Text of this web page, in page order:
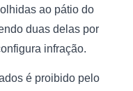
ao pátio do
duas delas por
infração.
é proibido pelo